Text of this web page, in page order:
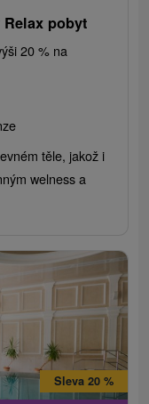
Relax pobyt
20 % na
těle, jakož i
welness a
Sleva 20 %